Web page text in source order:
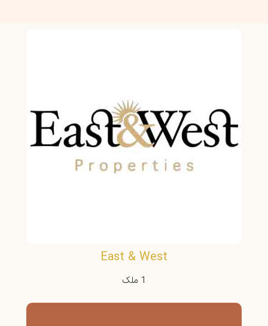
East & West
1 ملک